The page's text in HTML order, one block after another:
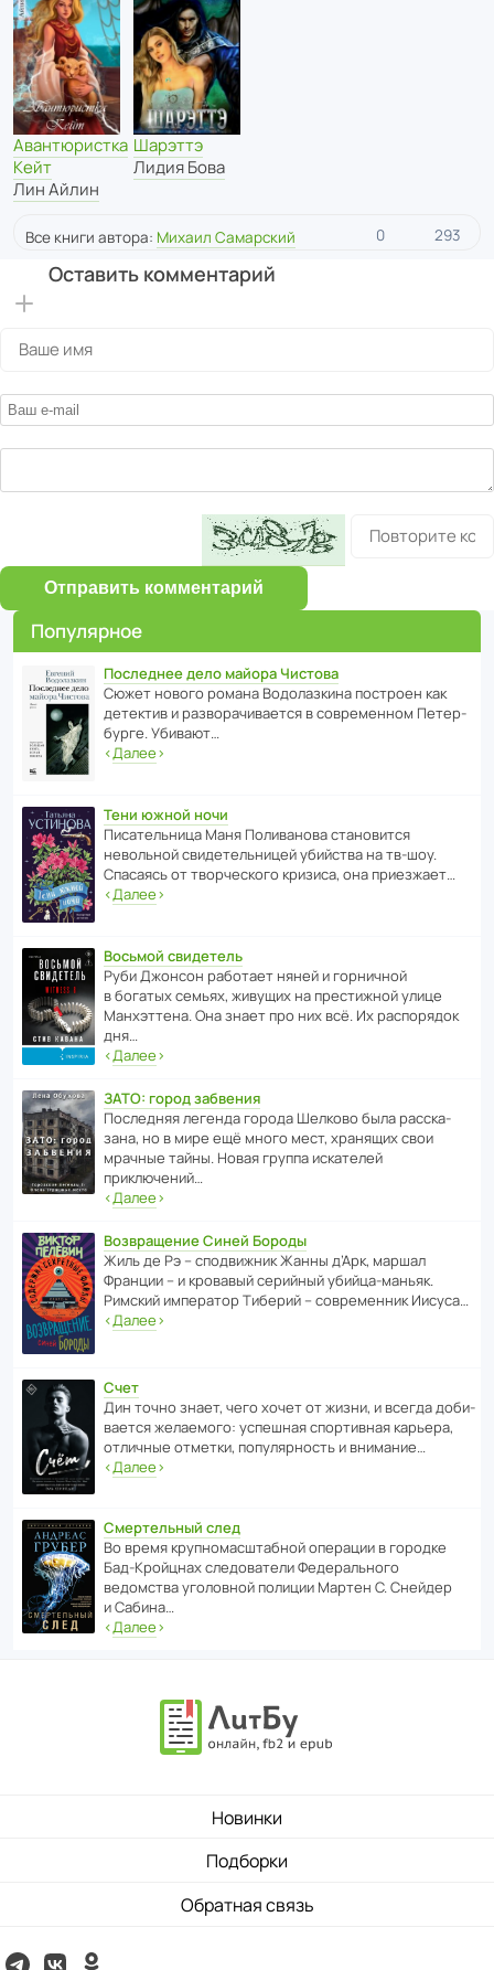
Авантюристка
Кейт
Лин Айлин
Шарэттэ
Лидия Бова
Все книги автора: Михаил Самарский 0 293
Оставить комментарий
Отправить комментарий
Популярное
Последнее дело майора Чистова
Сюжет нового романа Водо­ла­з­кина пост­роен как
дете­ктив и разво­ра­чи­ва­ется в совре­менном Пете­р­
бурге. Убивают…
‹Далее›
Тени южной ночи
Писа­тель­ница Маня Поли­ва­нова стано­вится
невольной свиде­тель­ницей убийства на тв-шоу.
Спасаясь от твор­че­с­кого кризиса, она приезжает…
‹Далее›
Восьмой свидетель
Руби Джонсон рабо­тает няней и горни­чной
в богатых семьях, живущих на прес­ти­жной улице
Манх­эт­тена. Она знает про них всё. Их распо­рядок
дня…
‹Далее›
ЗАТО: город забвения
После­дняя легенда города Шелково была расска­
зана, но в мире ещё много мест, хранящих свои
мрачные тайны. Новая группа иска­телей
приключений…
‹Далее›
Возвращение Синей Бороды
Жиль де Рэ – спод­ви­жник Жанны д’Арк, маршал
Франции – и кровавый серийный убийца-маньяк.
Римский импе­ратор Тиберий – совре­менник Иисуса…
‹Далее›
Счет
Дин точно знает, чего хочет от жизни, и всегда доби­
ва­ется жела­е­мого: успе­шная спор­ти­вная карьера,
отли­чные отметки, попу­ля­р­ность и внимание…
‹Далее›
Смертельный след
Во время круп­но­мас­ш­та­бной операции в городке
Бад‑Крой­цнах следо­ва­тели Феде­раль­ного
ведомства уголо­вной полиции Мартен С. Снейдер
и Сабина…
‹Далее›
Новинки
Подборки
Обратная связь